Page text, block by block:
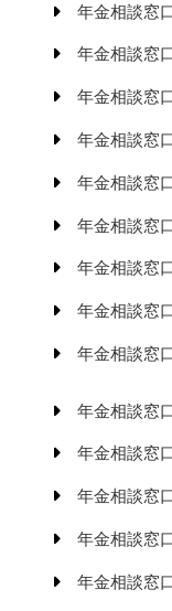
年金相談窓
年金相談窓
年金相談窓
年金相談窓
年金相談窓
年金相談窓
年金相談窓
年金相談窓
年金相談窓
年金相談窓
年金相談窓
年金相談窓
年金相談窓
年金相談窓